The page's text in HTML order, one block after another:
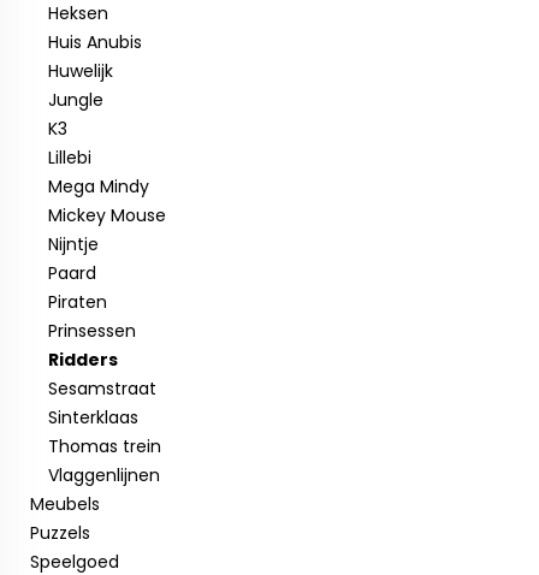
Heksen
Huis Anubis
Huwelijk
Jungle
K3
Lillebi
Mega Mindy
Mickey Mouse
Nijntje
Paard
Piraten
Prinsessen
Ridders
Sesamstraat
Sinterklaas
Thomas trein
Vlaggenlijnen
Meubels
Puzzels
Speelgoed